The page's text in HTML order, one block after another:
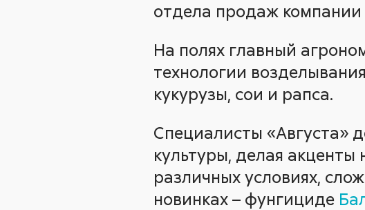
отдела продаж
На полях главный
технологии
кукурузы, сои и рапса.
Специалисты «Августа»
культуры, делая акценты
различных условиях,
новинках – фунгициде